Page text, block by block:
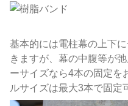
基本的には電柱幕の上下
きますが、幕の中腹等が
ーサイズなら4本の固定
ルサイズは最大3本で固定